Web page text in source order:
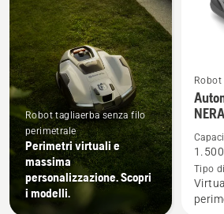
Robot tagliaerba senza filo
perimetrale
Perimetri virtuali e
massima
personalizzazione. Scopri
i modelli.
Vedi
su
410VE
NERA
NERA
Tipo